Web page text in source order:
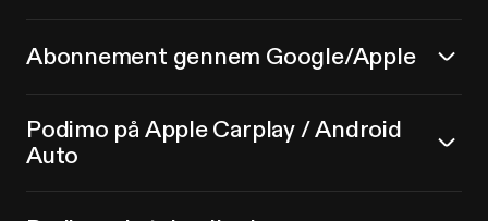
Abonnement gennem Google/Apple
Podimo på Apple Carplay / Android
Auto